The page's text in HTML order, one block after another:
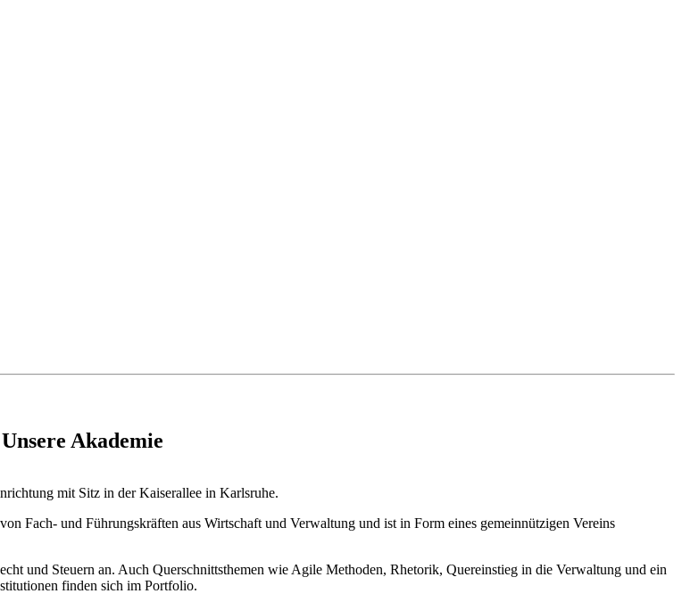
Unsere Akademie
mit Sitz in der Kaiserallee in Karlsruhe.
Fach- und Führungskräften aus Wirtschaft und Verwaltung und ist in Form eines gemeinnützigen Vereins
und Steuern an. Auch Querschnittsthemen wie Agile Methoden, Rhetorik, Quereinstieg in die Verwaltung und ein
finden sich im Portfolio.